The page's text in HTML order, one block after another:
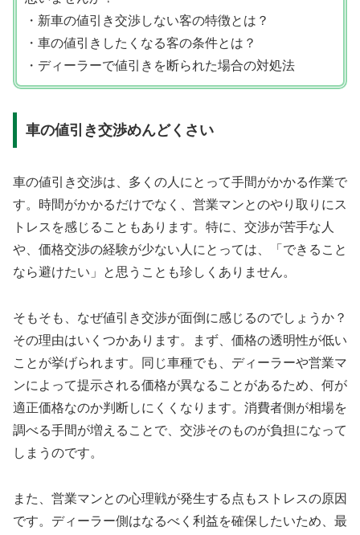
・新車の値引き交渉しない客の特徴とは？
・車の値引きしたくなる客の条件とは？
・ディーラーで値引きを断られた場合の対処法
車の値引き交渉めんどくさい
車の値引き交渉は、多くの人にとって手間がかかる作業で
す。時間がかかるだけでなく、営業マンとのやり取りにス
トレスを感じることもあります。特に、交渉が苦手な人
や、価格交渉の経験が少ない人にとっては、「できること
なら避けたい」と思うことも珍しくありません。
そもそも、なぜ値引き交渉が面倒に感じるのでしょうか？
その理由はいくつかあります。まず、価格の透明性が低い
ことが挙げられます。同じ車種でも、ディーラーや営業マ
ンによって提示される価格が異なることがあるため、何が
適正価格なのか判断しにくくなります。消費者側が相場を
調べる手間が増えることで、交渉そのものが負担になって
しまうのです。
また、営業マンとの心理戦が発生する点もストレスの原因
です。ディーラー側はなるべく利益を確保したいため、最